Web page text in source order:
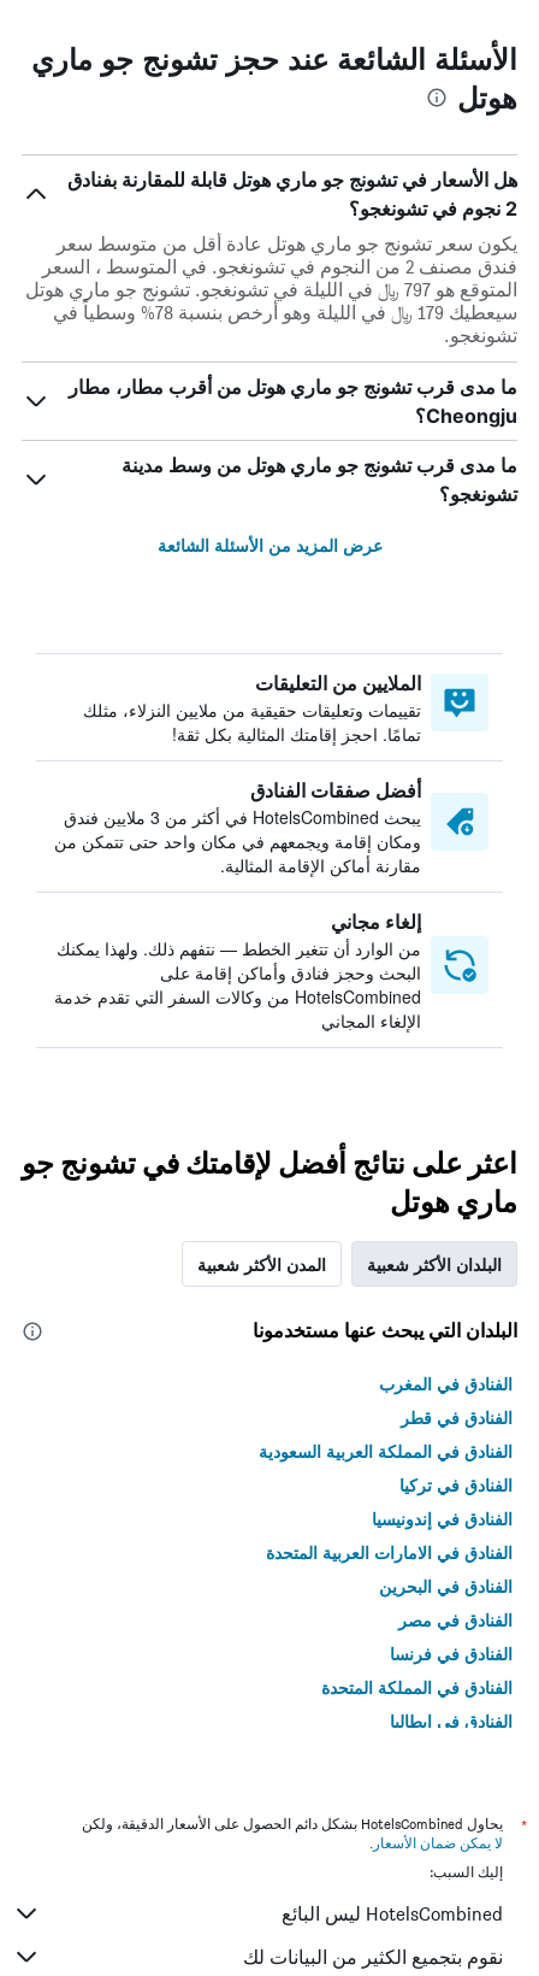
الأسئلة الشائعة عند حجز تشونج جو ماري
هوتل
هل الأسعار في تشونج جو ماري هوتل قابلة للمقارنة بفنادق
2 نجوم في تشونغجو؟
يكون سعر تشونج جو ماري هوتل عادة أقل من متوسط ​​سعر
فندق مصنف 2 من النجوم في تشونغجو. في المتوسط ، السعر
المتوقع هو 797 ﷼ في الليلة في تشونغجو. تشونج جو ماري هوتل
سيعطيك 179 ﷼ في الليلة وهو أرخص بنسبة 78% وسطياً في
تشونغجو.
ما مدى قرب تشونج جو ماري هوتل من أقرب مطار، مطار
Cheongju؟
ما مدى قرب تشونج جو ماري هوتل من وسط مدينة
تشونغجو؟
عرض المزيد من الأسئلة الشائعة
الملايين من التعليقات
تقييمات وتعليقات حقيقية من ملايين النزلاء، مثلك
تمامًا. احجز إقامتك المثالية بكل ثقة!
أفضل صفقات الفنادق
يبحث HotelsCombined في أكثر من 3 ملايين فندق
ومكان إقامة ويجمعهم في مكان واحد حتى تتمكن من
مقارنة أماكن الإقامة المثالية.
إلغاء مجاني
من الوارد أن تتغير الخطط — نتفهم ذلك. ولهذا يمكنك
البحث وحجز فنادق وأماكن إقامة على
HotelsCombined من وكالات السفر التي تقدم خدمة
الإلغاء المجاني
اعثر على نتائج أفضل لإقامتك في تشونج جو
ماري هوتل
البلدان الأكثر شعبية المدن الأكثر شعبية
البلدان التي يبحث عنها مستخدمونا
الفنادق في المغرب
الفنادق في قطر
الفنادق في المملكة العربية السعودية
الفنادق في تركيا
الفنادق في إندونيسيا
الفنادق في الامارات العربية المتحدة
الفنادق في البحرين
الفنادق في مصر
الفنادق في فرنسا
الفنادق في المملكة المتحدة
الفنادق في إيطاليا
*
يحاول HotelsCombined بشكل دائم الحصول على الأسعار الدقيقة، ولكن
لا يمكن ضمان الأسعار .
إليك السبب:
HotelsCombined ليس البائع
نقوم بتجميع الكثير من البيانات لك